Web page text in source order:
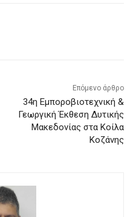
Επόμενο άρθρο
34η Εμποροβιοτεχνική &
Γεωργική Έκθεση Δυτικής
Μακεδονίας στα Κοίλα
Κοζάνης